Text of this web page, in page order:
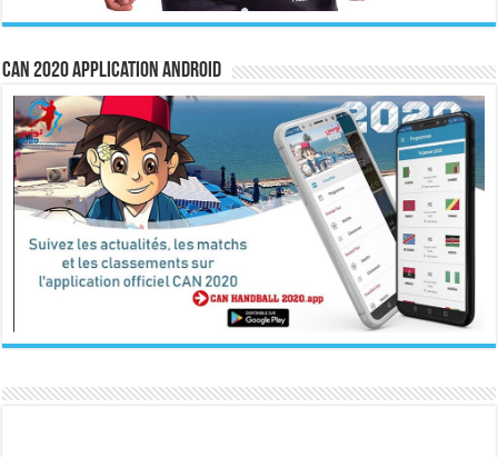
CAN 2020 Application Android